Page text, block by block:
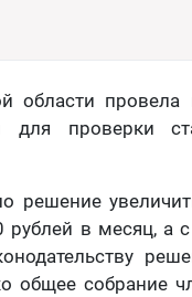
области
для проверки
решение
в месяц, а
общее собрание